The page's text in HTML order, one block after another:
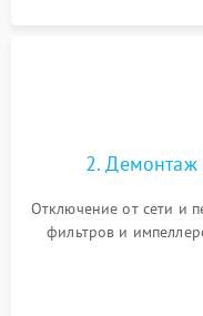
2. Демонтаж
Отключение от сети и
фильтров и